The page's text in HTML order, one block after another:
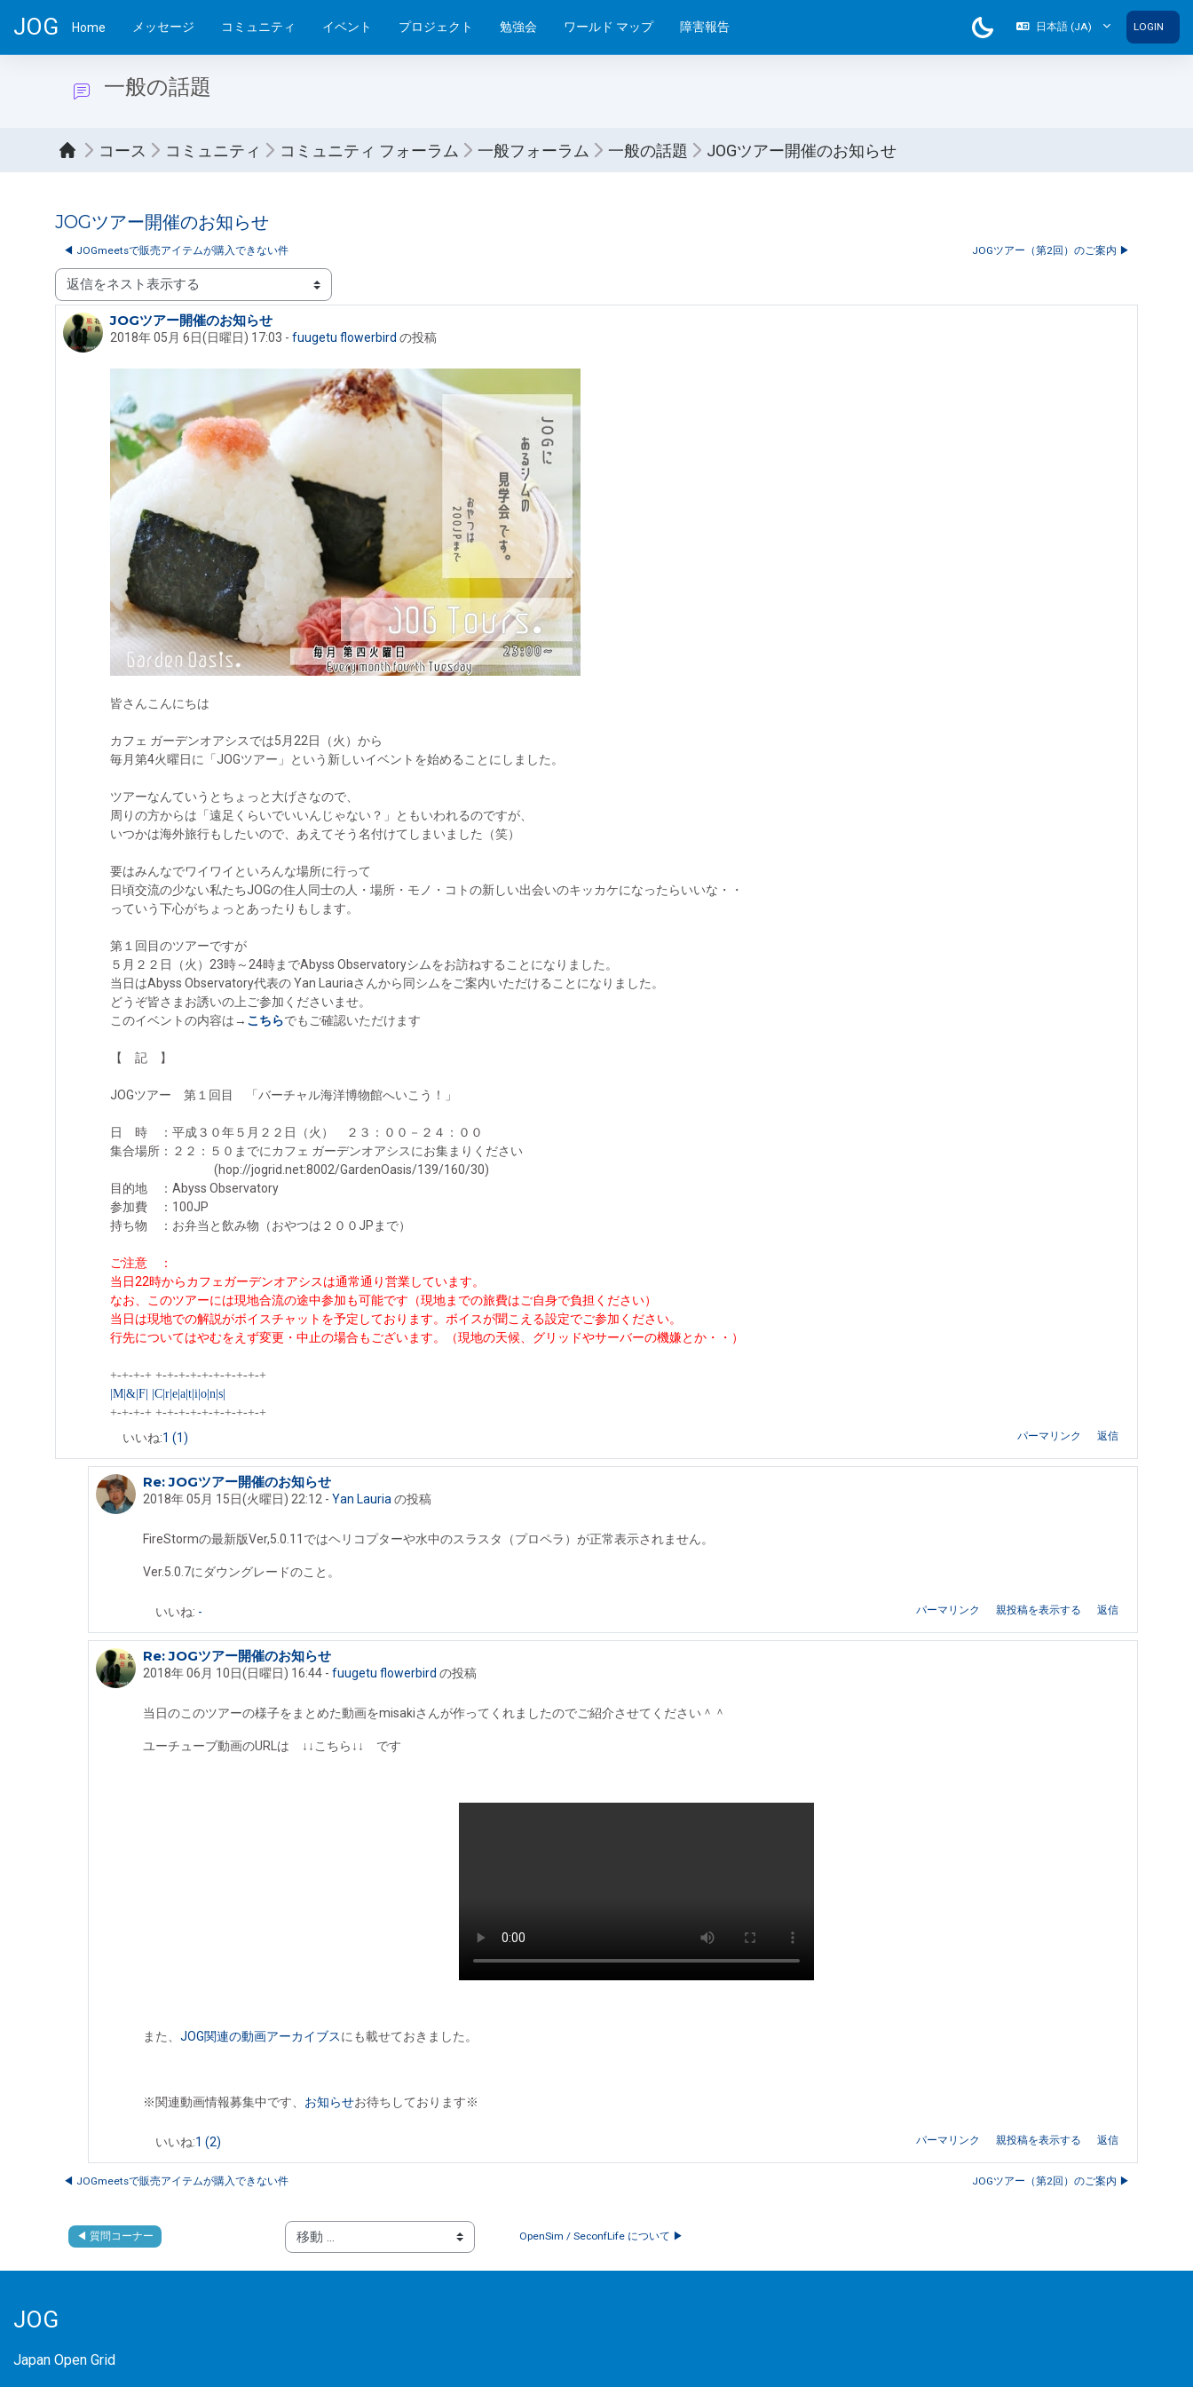
JOG Home メッセージ コミュニティ イベント プロジェクト 勉強会 ワールド マップ 障害報告 日本語 ‎(JA)‎ LOGIN
一般の話題
コース コミュニティ コミュニティ フォーラム 一般フォーラム 一般の話題 JOGツアー開催のお知らせ
JOGツアー開催のお知らせ
◀︎ JOGmeetsで販売アイテムが購入できない件 JOGツアー（第2回）のご案内 ▶︎
表示モード
JOGツアー開催のお知らせ
2018年 05月 6日(日曜日) 17:03 - fuugetu flowerbird の投稿
返信数: 2
皆さんこんにちは
カフェ ガーデンオアシスでは5月22日（火）から
毎月第4火曜日に「JOGツアー」という新しいイベントを始めることにしました。
ツアーなんていうとちょっと大げさなので、
周りの方からは「遠足くらいでいいんじゃない？」ともいわれるのですが、
いつかは海外旅行もしたいので、あえてそう名付けてしまいました（笑）
要はみんなでワイワイといろんな場所に行って
日頃交流の少ない私たちJOGの住人同士の人・場所・モノ・コトの新しい出会いのキッカケになったらいいな・・
っていう下心がちょっとあったりもします。
第１回目のツアーですが
５月２２日（火）23時～24時までAbyss Observatoryシムをお訪ねすることになりました。
当日はAbyss Observatory代表の Yan Lauriaさんから同シムをご案内いただけることになりました。
どうぞ皆さまお誘いの上ご参加くださいませ。
このイベントの内容は→ こちらでもご確認いただけます
【 記 】
JOGツアー 第１回目 「バーチャル海洋博物館へいこう！」
日 時 ：平成３０年５月２２日（火） ２３：００－２４：００
集合場所：２２：５０までにカフェ ガーデンオアシスにお集まりください
(hop://jogrid.net:8002/GardenOasis/139/160/30)
目的地 ：Abyss Observatory
参加費 ：100JP
持ち物 ：お弁当と飲み物（おやつは２００JPまで）
ご注意 ：
当日22時からカフェガーデンオアシスは通常通り営業しています。
なお、このツアーには現地合流の途中参加も可能です（現地までの旅費はご自身で負担ください）
当日は現地での解説がボイスチャットを予定しております。ボイスが聞こえる設定でご参加ください。
行先についてはやむをえず変更・中止の場合もございます。（現地の天候、グリッドやサーバーの機嫌とか・・）
+-+-+-+ +-+-+-+-+-+-+-+-+-+
|M|&|F| |C|r|e|a|t|i|o|n|s|
+-+-+-+ +-+-+-+-+-+-+-+-+-+
いいね:1 (1) パーマリンク 返信
fuugetu flowerbird への返信
Re: JOGツアー開催のお知らせ
2018年 05月 15日(火曜日) 22:12 - Yan Lauria の投稿
FireStormの最新版Ver,5.0.11ではヘリコプターや水中のスラスタ（プロペラ）が正常表示されません。
Ver.5.0.7にダウングレードのこと。
いいね: - パーマリンク 親投稿を表示する 返信
fuugetu flowerbird への返信
Re: JOGツアー開催のお知らせ
2018年 06月 10日(日曜日) 16:44- fuugetu flowerbird の投稿
当日のこのツアーの様子をまとめた動画をmisakiさんが作ってくれましたのでご紹介させてください＾＾
ユーチューブ動画のURLは ↓↓こちら↓↓ です
また、 JOG関連の動画アーカイブスにも載せておきました。
※関連動画情報募集中です、 お知らせお待ちしております※
いいね:1 (2) パーマリンク 親投稿を表示する 返信
◀︎ JOGmeetsで販売アイテムが購入できない件 JOGツアー（第2回）のご案内 ▶︎
◀︎ 質問コーナー
移動 ...
OpenSim / SeconfLife について ▶︎
JOG
Japan Open Grid